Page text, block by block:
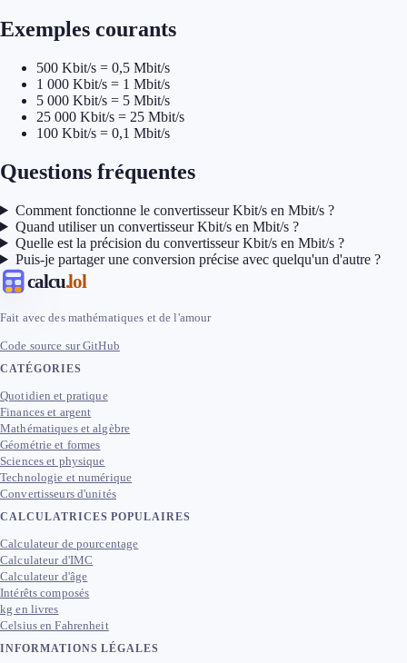
Exemples courants
500 Kbit/s = 0,5 Mbit/s
1 000 Kbit/s = 1 Mbit/s
5 000 Kbit/s = 5 Mbit/s
25 000 Kbit/s = 25 Mbit/s
100 Kbit/s = 0,1 Mbit/s
Questions fréquentes
Comment fonctionne le convertisseur Kbit/s en Mbit/s ?
Quand utiliser un convertisseur Kbit/s en Mbit/s ?
Quelle est la précision du convertisseur Kbit/s en Mbit/s ?
Puis-je partager une conversion précise avec quelqu'un d'autre ?
calcu.lol
Fait avec des mathématiques et de l'amour
Code source sur GitHub
CATÉGORIES
Quotidien et pratique
Finances et argent
Mathématiques et algèbre
Géométrie et formes
Sciences et physique
Technologie et numérique
Convertisseurs d'unités
CALCULATRICES POPULAIRES
Calculateur de pourcentage
Calculateur d'IMC
Calculateur d'âge
Intérêts composés
kg en livres
Celsius en Fahrenheit
INFORMATIONS LÉGALES